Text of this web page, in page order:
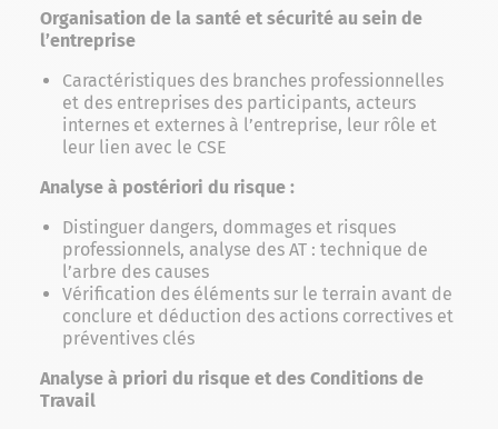
Organisation de la santé et sécurité au sein de
l’entreprise
Caractéristiques des branches professionnelles
et des entreprises des participants, acteurs
internes et externes à l’entreprise, leur rôle et
leur lien avec le CSE
Analyse à postériori du risque :
Distinguer dangers, dommages et risques
professionnels, analyse des AT : technique de
l’arbre des causes
Vérification des éléments sur le terrain avant de
conclure et déduction des actions correctives et
préventives clés
Analyse à priori du risque et des Conditions de
Travail